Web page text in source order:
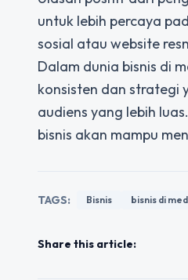
untuk lebih percaya
sosial atau website
Dalam dunia bisnis di
konsisten dan strategi
audiens yang lebih
bisnis akan mampu
TAGS: Bisnis bisnis di
Share this article: